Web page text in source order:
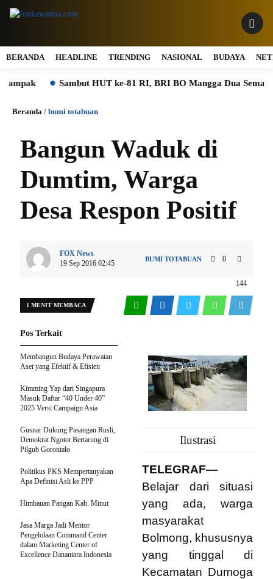
BERANDA HEADLINE TRENDING NASIONAL BUDAYA
Sambut HUT ke-81 RI, BRI BO Mangga Dua
Beranda / bumi totabuan
Bangun Waduk di
Dumtim, Warga
Desa Respon Positif
FOX News
19 Sep 2016 02:45
BUMI TOTABUAN 0
144
1 MENIT MEMBACA
Ilustrasi
TELEGRAF—
Belajar dari situasi
yang ada, warga
masyarakat
Bolmong, khususnya
yang tinggal di
Kecamatan Dumoga
Pos Terkait
Membangun Budaya Perawatan
Aset yang Efektif & Efisien
Kimming Yap dari Singapura
Masuk Daftar “40 Under 40”
2025 Versi Campaign Asia
Gusnar Dukung Pasangan Rusli,
Demokrat Ngotot Bertarung di
Pilgub Gorontalo
Politikus PKS Mempertanyakan
Apa Definisi Asli ke PPP
Himbauan Pangan Kab. Minut
Jasa Marga Jadi Mentor
Pengelolaan Command Center
dalam Marketing Center of
Excellence Danantara Indonesia